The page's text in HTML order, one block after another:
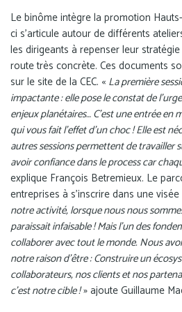
Le binôme intègre la promotion
ci s’articule autour de différents
les dirigeants à repenser leur
route très concrète. Ces documents
sur le site de la CEC. « La première
impactante : elle pose le constat de
enjeux planétaires… C’est une entrée en
qui vous fait l’effet d’un choc ! Elle est
autres sessions permettent de travailler
avoir confiance dans le process car
explique François Betremieux. Le
entreprises à s’inscrire dans une
notre activité, lorsque nous nous
paraissait infaisable ! Mais l’un des
collaborer avec tout le monde. Nous
notre raison d’être : Construire un
collaborateurs, nos clients et nos
c’est notre cible !» ajoute Guillaume